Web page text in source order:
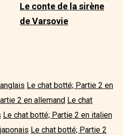
Le conte de la sirène
de Varsovie
Le chat botté; Partie 2 en
2 en allemand Le chat
Le chat botté; Partie 2 en italien
Le chat botté; Partie 2